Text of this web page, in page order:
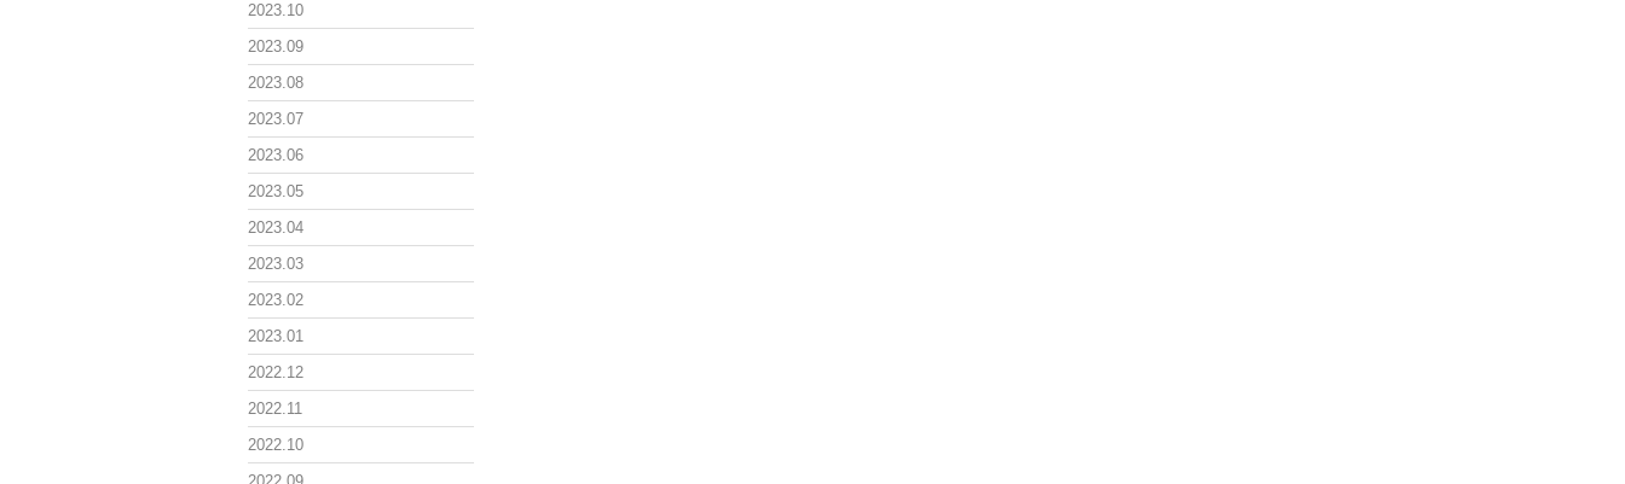
2023.10
2023.09
2023.08
2023.07
2023.06
2023.05
2023.04
2023.03
2023.02
2023.01
2022.12
2022.11
2022.10